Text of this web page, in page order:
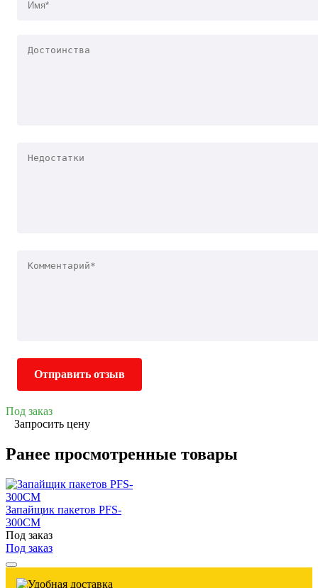
Отправить отзыв
Под заказ
Запросить цену
Ранее просмотренные товары
Запайщик пакетов PFS-
300СМ
Под заказ
Под заказ